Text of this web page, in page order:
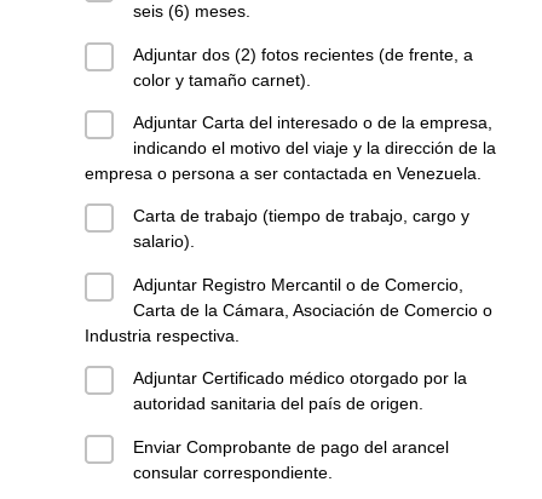
seis (6) meses.
Adjuntar dos (2) fotos recientes (de frente, a
color y tamaño carnet).
Adjuntar Carta del interesado o de la empresa,
indicando el motivo del viaje y la dirección de la
empresa o persona a ser contactada en Venezuela.
Carta de trabajo (tiempo de trabajo, cargo y
salario).
Adjuntar Registro Mercantil o de Comercio,
Carta de la Cámara, Asociación de Comercio o
Industria respectiva.
Adjuntar Certificado médico otorgado por la
autoridad sanitaria del país de origen.
Enviar Comprobante de pago del arancel
consular correspondiente.